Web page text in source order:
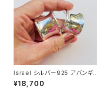
Israel シルバー925 アバンギ
ルドボリュームイヤリング
¥18,700